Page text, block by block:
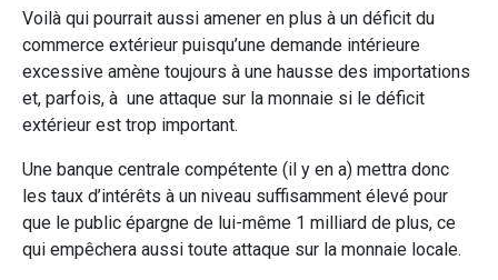
Voilà qui pourrait aussi amener en plus à un déficit du
commerce extérieur puisqu’une demande intérieure
excessive amène toujours à une hausse des importations
et, parfois, à une attaque sur la monnaie si le déficit
extérieur est trop important.
Une banque centrale compétente (il y en a) mettra donc
les taux d’intérêts à un niveau suffisamment élevé pour
que le public épargne de lui-même 1 milliard de plus, ce
qui empêchera aussi toute attaque sur la monnaie locale.